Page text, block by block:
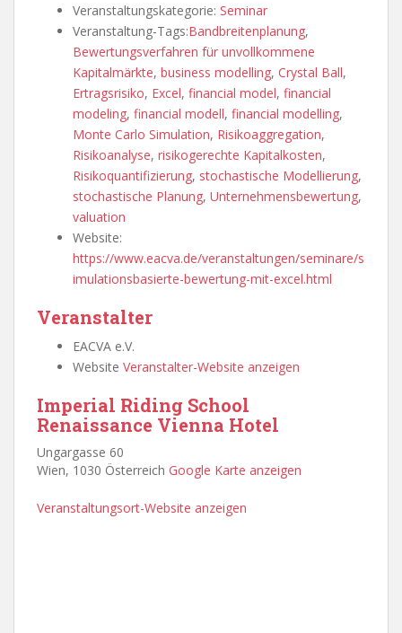
Veranstaltungskategorie: Seminar
Veranstaltung-Tags:Bandbreitenplanung,
Bewertungsverfahren für unvollkommene
Kapitalmärkte, business modelling, Crystal Ball,
Ertragsrisiko, Excel, financial model, financial
modeling, financial modell, financial modelling,
Monte Carlo Simulation, Risikoaggregation,
Risikoanalyse, risikogerechte Kapitalkosten,
Risikoquantifizierung, stochastische Modellierung,
stochastische Planung, Unternehmensbewertung,
valuation
Website:
https://www.eacva.de/veranstaltungen/seminare/s
imulationsbasierte-bewertung-mit-excel.html
Veranstalter
EACVA e.V.
Website Veranstalter-Website anzeigen
Imperial Riding School
Renaissance Vienna Hotel
Ungargasse 60
Wien, 1030 Österreich Google Karte anzeigen
Veranstaltungsort-Website anzeigen